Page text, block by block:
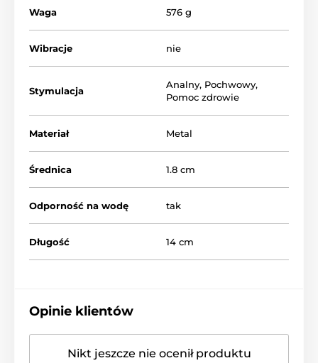
Waga 576 g
Wibracje nie
Stymulacja
Analny, Pochwowy,
Pomoc zdrowie
Materiał Metal
Średnica 1.8 cm
Odporność na wodę tak
Długość 14 cm
Opinie klientów
Nikt jeszcze nie ocenił produktu